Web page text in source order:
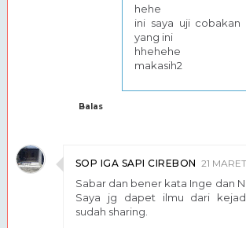
hehe
ini saya uji cobakan
yang ini
hhehehe
makasih2
Balas
SOP IGA SAPI CIREBON 21
Sabar dan bener kata Inge dan
Saya jg dapet ilmu dari
sudah sharing.